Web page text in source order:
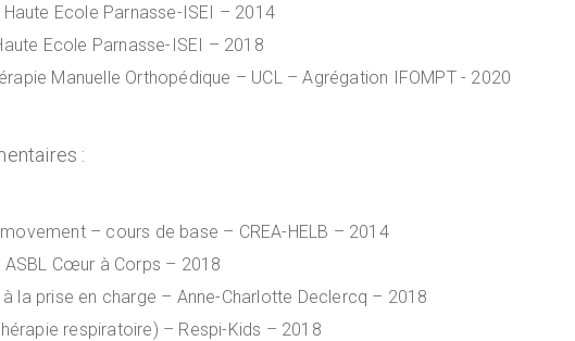
Ecole Parnasse-ISEI – 2014
Ecole Parnasse-ISEI – 2018
Manuelle Orthopédique – UCL – Agrégation IFOMPT - 2020
:
– cours de base – CREA-HELB – 2014
ASBL Cœur à Corps – 2018
la prise en charge – Anne-Charlotte Declercq – 2018
respiratoire) – Respi-Kids – 2018